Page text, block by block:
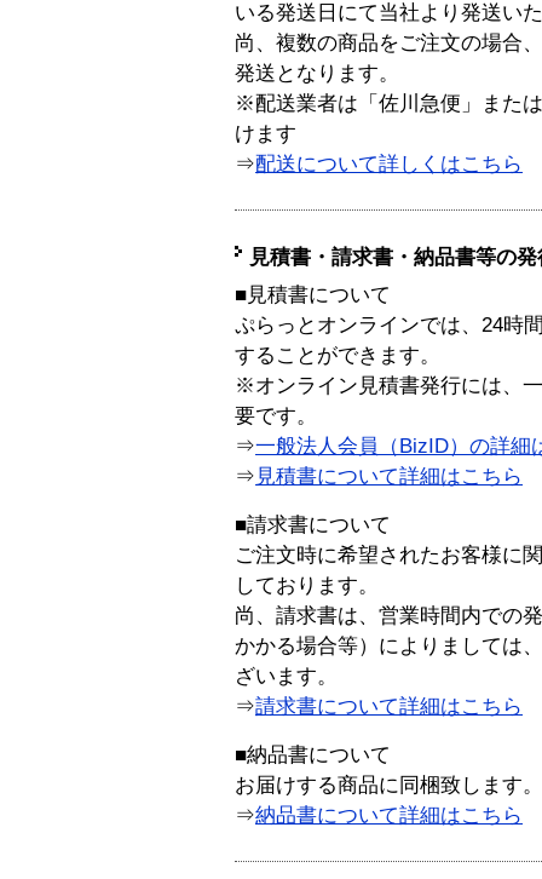
いる発送日にて当社より発送い
尚、複数の商品をご注文の場合
発送となります。
※配送業者は「佐川急便」また
けます
⇒配送について詳しくはこちら
見積書・請求書・納品書等の
■見積書について
ぷらっとオンラインでは、24時
することができます。
※オンライン見積書発行には、
要です。
⇒一般法人会員（BizID）の詳細
⇒ 見積書について詳細はこちら
■請求書について
ご注文時に希望されたお客様に
しております。
尚、請求書は、営業時間内での
かかる場合等）によりましては
ざいます。
⇒請求書について詳細はこちら
■納品書について
お届けする商品に同梱致します。
⇒納品書について詳細はこちら